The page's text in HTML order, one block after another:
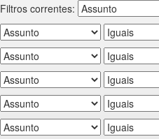
Filtros correntes: